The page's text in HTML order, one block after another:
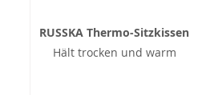
RUSSKA Thermo-Sitzkissen
Hält trocken und warm